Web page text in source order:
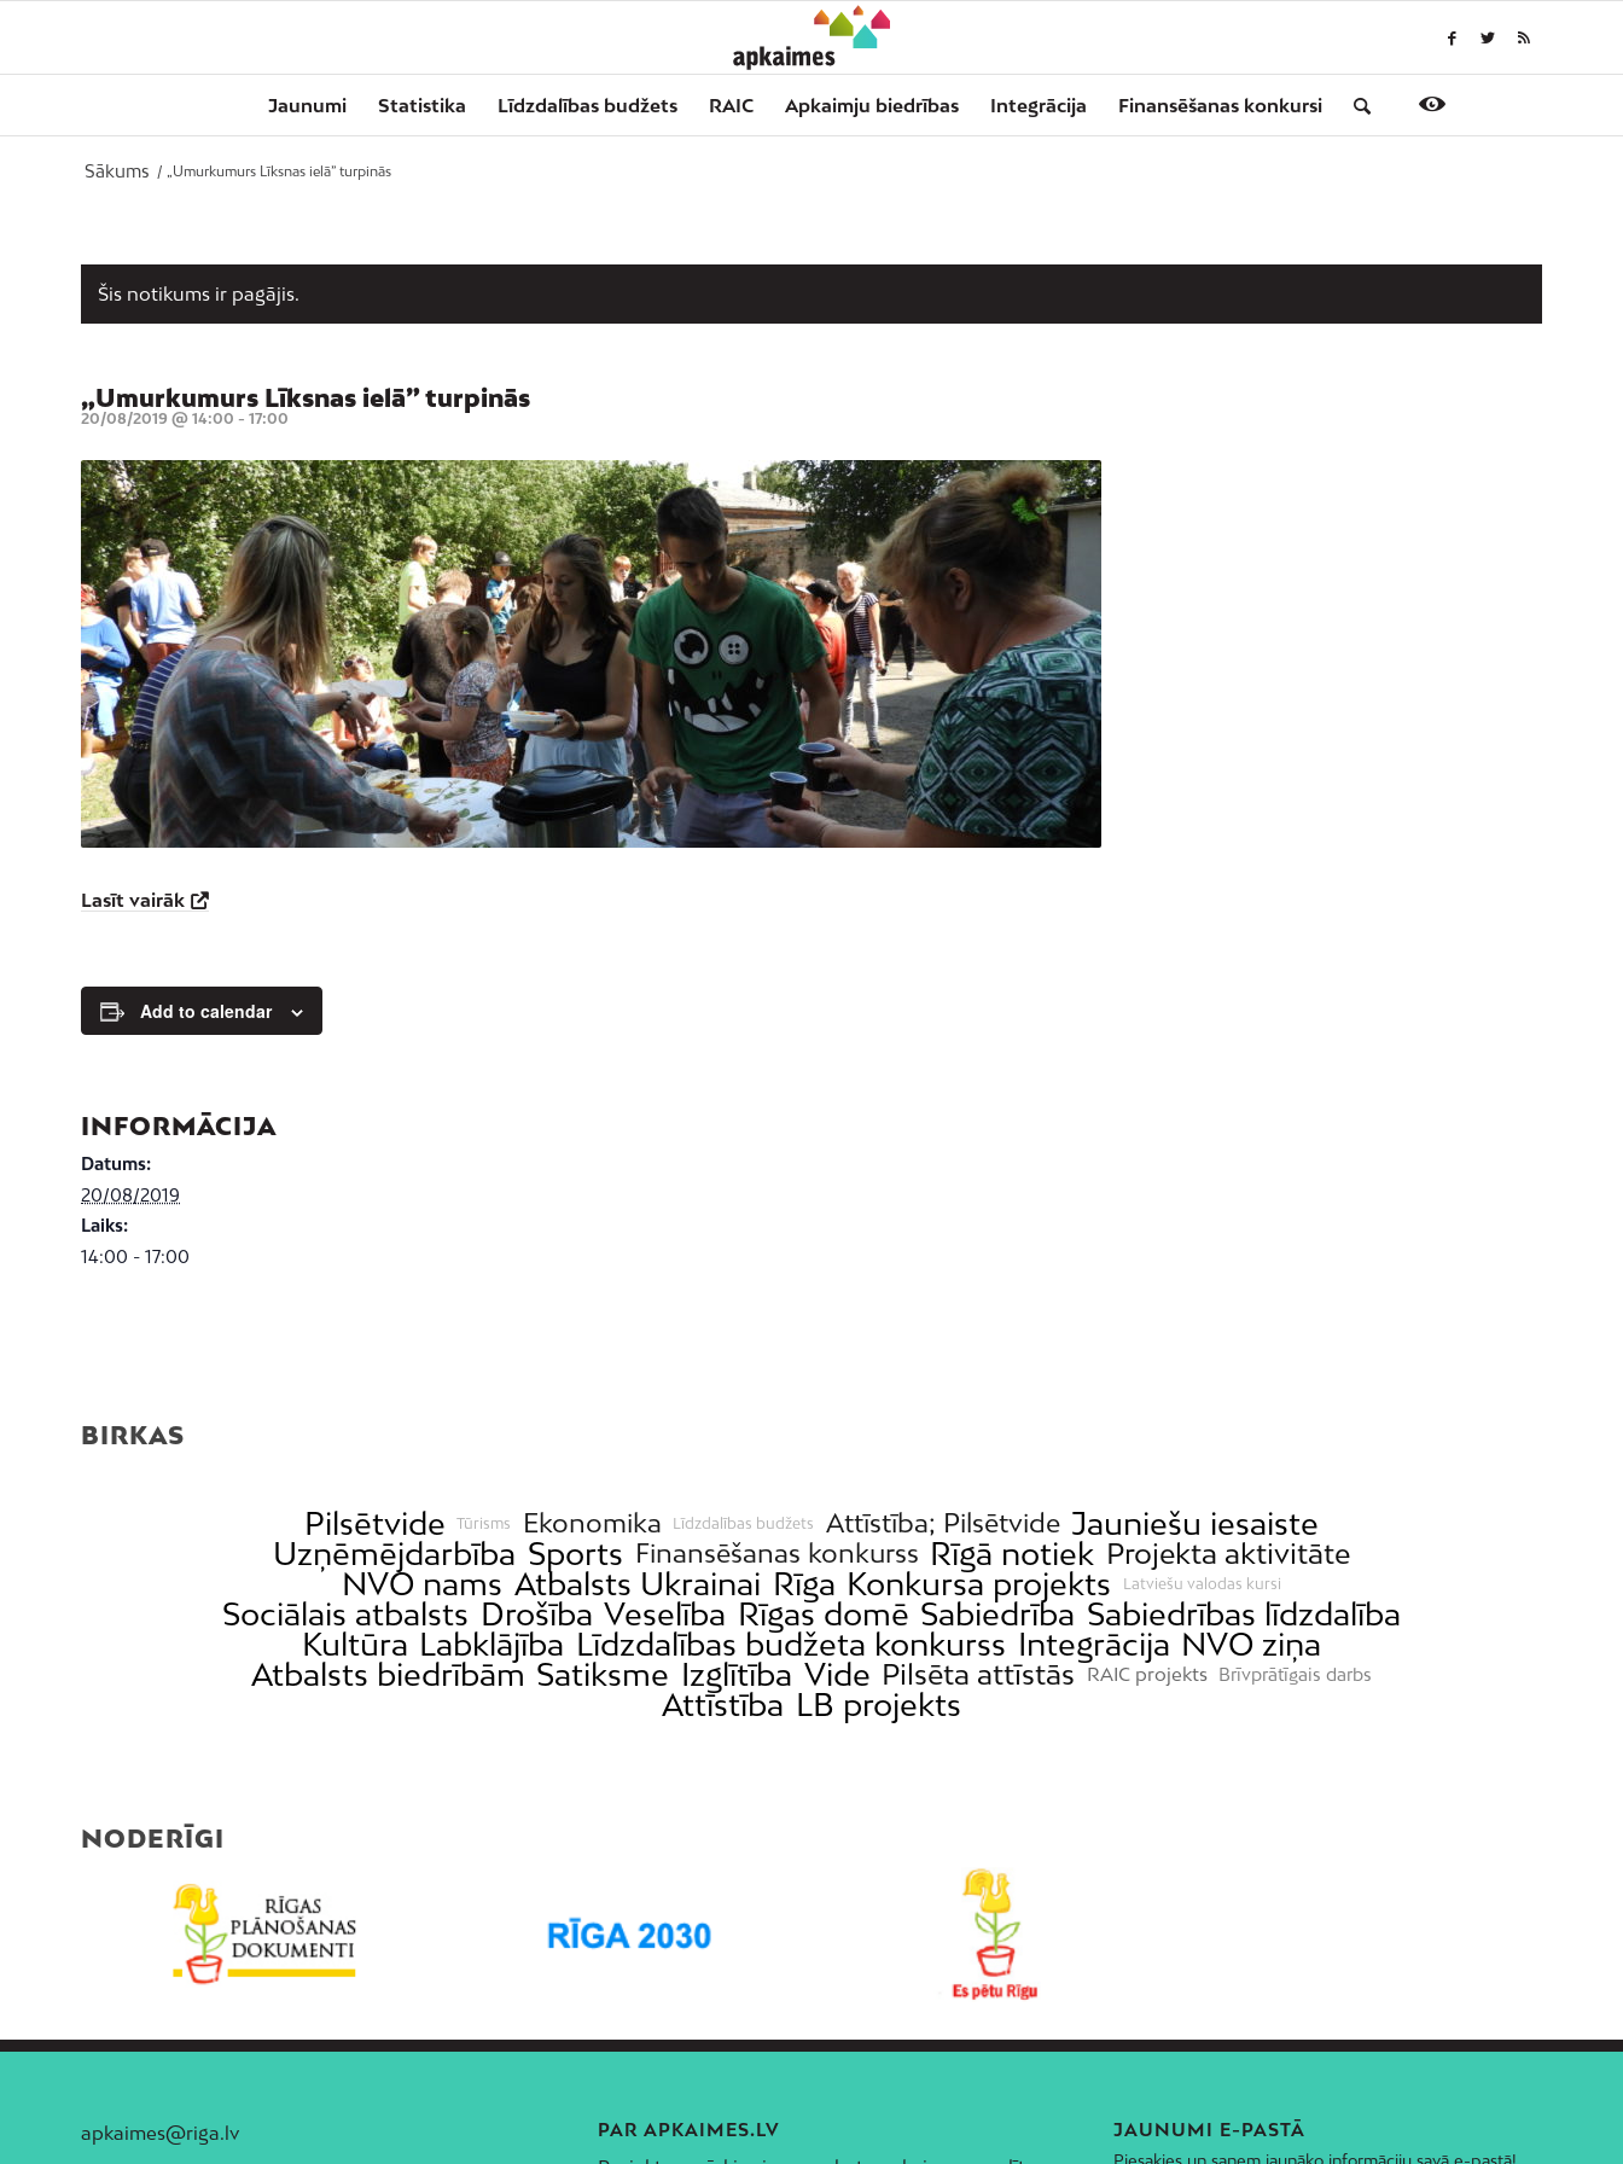
Jaunumi Statistika Līdzdalības budžets RAIC Apkaimju biedrības Integrācija Finansēšanas konkursi
Sākums / „Umurkumurs Līksnas ielā” turpinās
Šis notikums ir pagājis.
„Umurkumurs Līksnas ielā” turpinās
20/08/2019 @ 14:00 - 17:00
Lasīt vairāk
Add to calendar
INFORMĀCIJA
Datums:
20/08/2019
Laiks:
14:00 - 17:00
BIRKAS
Pilsētvide Tūrisms Ekonomika Līdzdalības budžets Attīstība; Pilsētvide Jauniešu iesaiste
Uzņēmējdarbība Sports Finansēšanas konkurss Rīgā notiek Projekta aktivitāte
NVO nams Atbalsts Ukrainai Rīga Konkursa projekts Latviešu valodas kursi
Sociālais atbalsts Drošība Veselība Rīgas domē Sabiedrība Sabiedrības līdzdalība
Kultūra Labklājība Līdzdalības budžeta konkurss Integrācija NVO ziņa
Atbalsts biedrībām Satiksme Izglītība Vide Pilsēta attīstās RAIC projekts Brīvprātīgais darbs
Attīstība LB projekts
NODERĪGI
apkaimes@riga.lv PAR APKAIMES.LV JAUNUMI E-PASTĀ